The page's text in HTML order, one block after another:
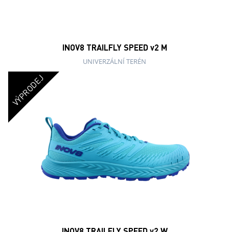
INOV8 TRAILFLY SPEED v2 M
UNIVERZÁLNÍ TERÉN
VÝPRODEJ